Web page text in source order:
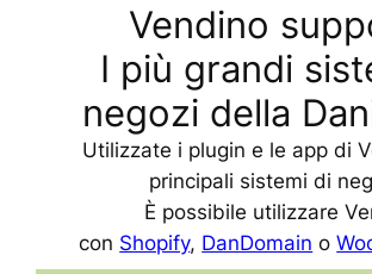
Vendino
I più grandi
negozi della
Utilizzate i plugin e le app di
principali sistemi di
È possibile utilizzare
con Shopify, DanDomain o